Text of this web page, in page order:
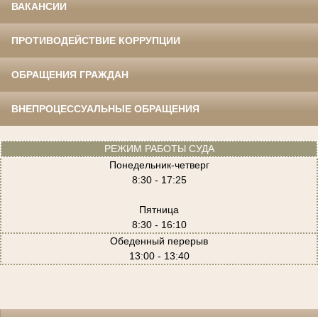
ВАКАНСИИ
ПРОТИВОДЕЙСТВИЕ КОРРУПЦИИ
ОБРАЩЕНИЯ ГРАЖДАН
ВНЕПРОЦЕССУАЛЬНЫЕ ОБРАЩЕНИЯ
РЕЖИМ РАБОТЫ СУДА
Понедельник-четверг
8:30 - 17:25
Пятница
8:30 - 16:10
Обеденный перерыв
13:00 - 13:40